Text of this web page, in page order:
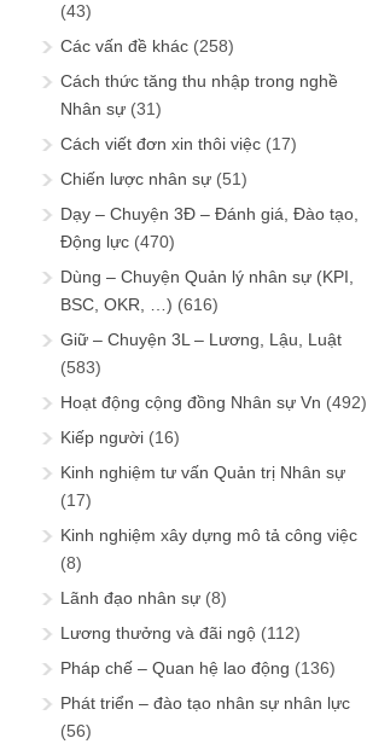
(43)
Các vấn đề khác (258)
Cách thức tăng thu nhập trong nghề
Nhân sự (31)
Cách viết đơn xin thôi việc (17)
Chiến lược nhân sự (51)
Dạy – Chuyện 3Đ – Đánh giá, Đào tạo,
Động lực (470)
Dùng – Chuyện Quản lý nhân sự (KPI,
BSC, OKR, …) (616)
Giữ – Chuyện 3L – Lương, Lậu, Luật
(583)
Hoạt động cộng đồng Nhân sự Vn (492)
Kiếp người (16)
Kinh nghiệm tư vấn Quản trị Nhân sự
(17)
Kinh nghiệm xây dựng mô tả công việc
(8)
Lãnh đạo nhân sự (8)
Lương thưởng và đãi ngộ (112)
Pháp chế – Quan hệ lao động (136)
Phát triển – đào tạo nhân sự nhân lực
(56)